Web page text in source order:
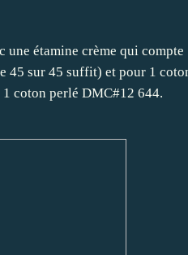
étamine crème qui
45 sur 45 suffit) et pour 1
coton perlé DMC#12 644.